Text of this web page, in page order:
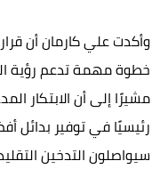
وأكدت علي كارمان أن قرار
خطوة مهمة تدعم رؤية
مشيرًا إلى أن الابتكار
رئيسيًا في توفير بدائل
سيواصلون التدخين